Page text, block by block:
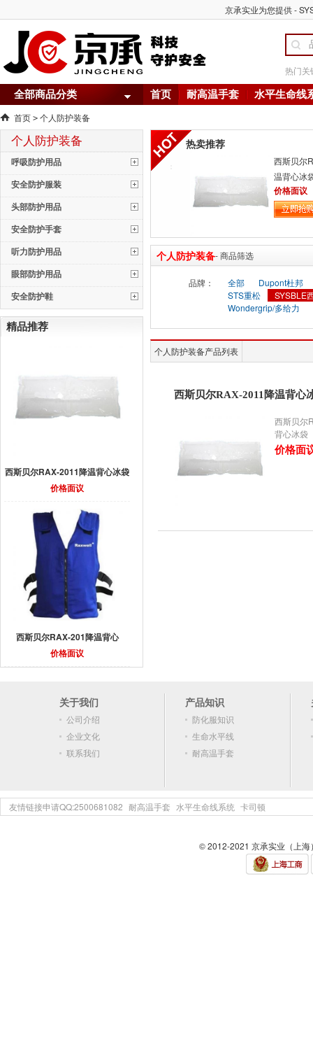
京承实业为您提供 -
热门关
全部商品分类 首页 耐高温手套 水平生命线
首页 > 个人防护装备
个人防护装备
呼吸防护用品
安全防护服装
头部防护用品
安全防护手套
听力防护用品
眼部防护用品
安全防护鞋
精品推荐
西斯贝尔RAX-2011降温背心冰袋
价格面议
西斯贝尔RAX-201降温背心
价格面议
热卖推荐
西斯贝尔
温背心冰
价格面议
个人防护装备- 商品筛选
品牌： 全部
Dupont杜邦
STS重松
SYSBLE
Wondergrip/多给力
个人防护装备产品列表
西斯贝尔RAX-2011降温背心
西斯贝尔
背心冰袋
价格面
关于我们
公司介绍
企业文化
联系我们
产品知识
防化服知识
生命水平线
耐高温手套
友情链接申请QQ:2500681082 耐高温手套 水平生命线系统 卡司顿
© 2012-2021 京承实业（上